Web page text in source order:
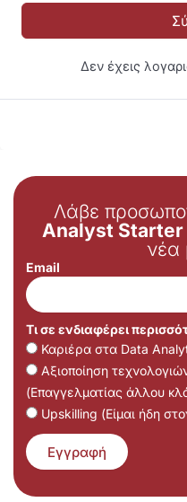
Δεν έχεις
Λάβε
Analyst
νέα
Email
Τι σε ενδιαφέρει
Καριέρα στα Data
Αξιοποίηση
(Επαγγελματίας άλλου
Upskilling (Είμαι ήδη
Εγγραφή